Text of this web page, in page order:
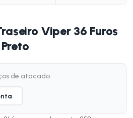
Viper 36 Furos
de atacado